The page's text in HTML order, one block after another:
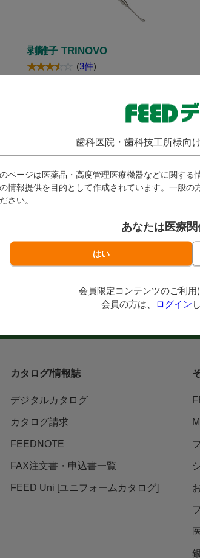
歯科医院・歯科技工所様向
ページは医薬品・高度管理医療機器などに関す
情報提供を目的として作成されています。一般
さい。
あなたは医療関
会員限定コンテンツのご利用
会員の方は、
ログイン
剥離子 TRINOVO
(3件)
（税込）～
ポイント付与対象外
カタログ/情報誌
デジタルカタログ
カタログ請求
FEEDNOTE
FAX注文書・申込書一覧
FEED Uni [ユニフォームカタログ]